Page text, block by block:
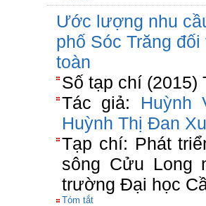
Ước lượng nhu
phố Sóc Trăng
toàn
Số tạp chí (2015)
Tác giả: Huỳnh
Huỳnh Thị Đan
Tạp chí: Phát
sông Cửu Long
trường Đại học
Tóm tắt